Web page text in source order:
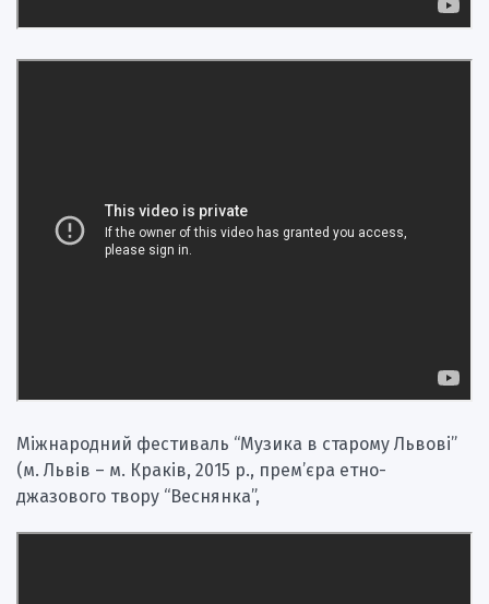
Міжнародний фестиваль “Музика в старому Львові”
(м. Львів – м. Краків, 2015 р., прем’єра етно-
джазового твору “Веснянка”,